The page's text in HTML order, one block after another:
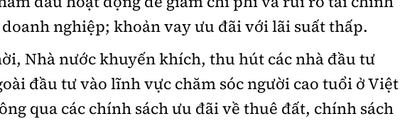
doanh nghiệp; khoản vay ưu đãi với lãi suất thấp.
Nhà nước khuyến khích, thu hút các nhà đầu tư
đầu tư vào lĩnh vực chăm sóc người cao tuổi ở Việt
qua các chính sách ưu đãi về thuê đất, chính sách